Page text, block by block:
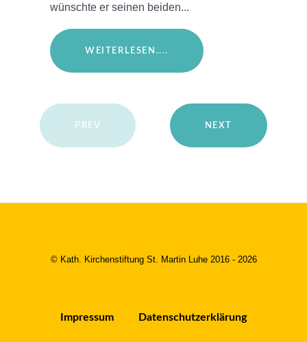
wünschte er seinen beiden...
WEITERLESEN....
PREV NEXT
© Kath. Kirchenstiftung St. Martin Luhe 2016 - 2026
Impressum Datenschutzerklärung